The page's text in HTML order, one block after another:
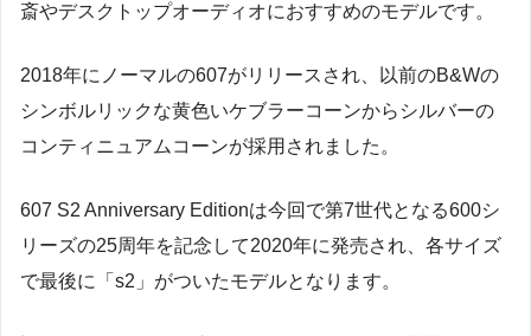
斎やデスクトップオーディオにおすすめのモデルです。
2018年にノーマルの607がリリースされ、以前のB&Wの
シンボルリックな黄色いケブラーコーンからシルバーの
コンティニュアムコーンが採用されました。
607 S2 Anniversary Editionは今回で第7世代となる600シ
リーズの25周年を記念して2020年に発売され、各サイズ
で最後に「s2」がついたモデルとなります。